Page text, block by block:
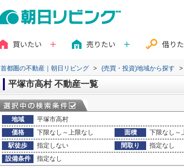
買いたい 売りたい 借り
首都圏の不動産｜朝日リビング > (売買・投資)地域から探す >
平塚市高村 不動産一覧
地域
平塚市高村
価格
下限なし～上限なし 面積 下限なし～
駅徒歩
指定しない 間取り
指定なし
設備条件
指定なし